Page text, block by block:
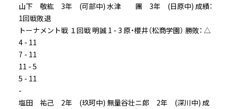
山下 敬紘 3年 (可部中) 水津 團 3年 (日原中) 成績：
1回戦敗退
トーナメント戦 １回戦 明誠 1 - 3 原・櫻井（松商学園） 勝敗： △
4 - 11
7 - 11
11 - 5
5 - 11
-
塩田 祐己 2年 (玖珂中) 無量谷壮ニ郎 2年 (深川中) 成